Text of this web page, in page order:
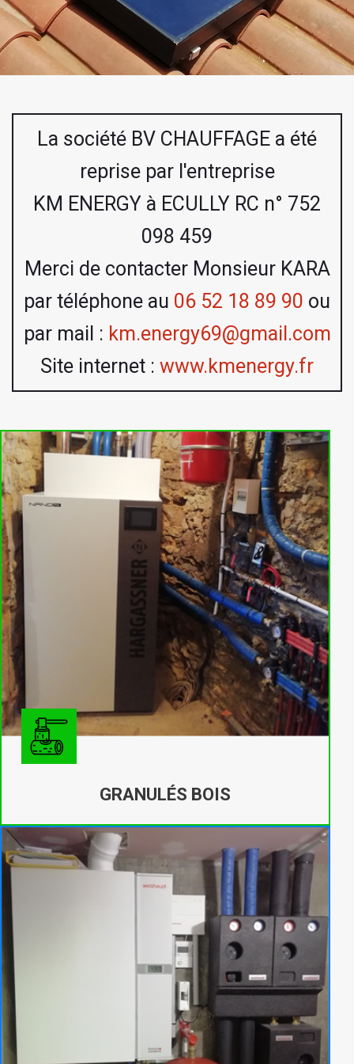
La société BV CHAUFFAGE a été
reprise par l'entreprise
KM ENERGY à ECULLY RC n° 752
098 459
Merci de contacter Monsieur KARA
par téléphone au 06 52 18 89 90 ou
par mail : km.energy69@gmail.com
Site internet : www.kmenergy.fr
GRANULÉS BOIS